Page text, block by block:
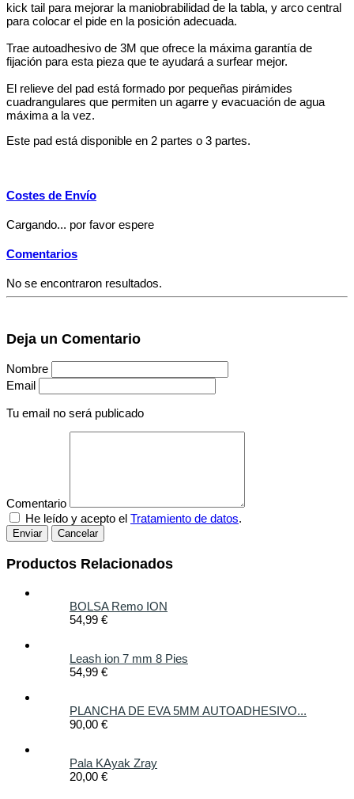
kick tail para mejorar la maniobrabilidad de la tabla, y arco central
para colocar el pide en la posición adecuada.
Trae autoadhesivo de 3M que ofrece la máxima garantía de
fijación para esta pieza que te ayudará a surfear mejor.
El relieve del pad está formado por pequeñas pirámides
cuadrangulares que permiten un agarre y evacuación de agua
máxima a la vez.
Este pad está disponible en 2 partes o 3 partes.
Costes de Envío
Cargando... por favor espere
Comentarios
No se encontraron resultados.
Deja un Comentario
Nombre
Email
Tu email no será publicado
Comentario
He leído y acepto el Tratamiento de datos.
Productos Relacionados
BOLSA Remo ION
54,99 €
Leash ion 7 mm 8 Pies
54,99 €
PLANCHA DE EVA 5MM AUTOADHESIVO...
90,00 €
Pala KAyak Zray
20,00 €